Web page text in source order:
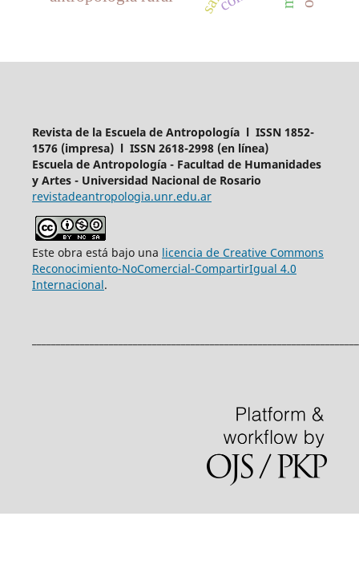
Revista de la Escuela de Antropología l ISSN 1852-
1576 (impresa) l ISSN 2618-2998 (en línea)
Escuela de Antropología - Facultad de Humanidades
y Artes - Universidad Nacional de Rosario
revistadeantropologia.unr.edu.ar
Este obra está bajo una licencia de Creative Commons
Reconocimiento-NoComercial-CompartirIgual 4.0
Internacional.